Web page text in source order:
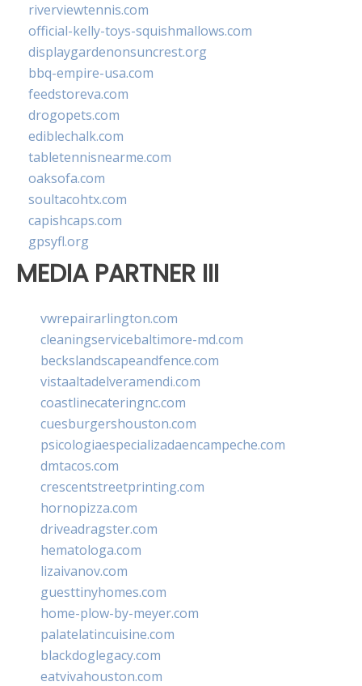
riverviewtennis.com
official-kelly-toys-squishmallows.com
displaygardenonsuncrest.org
bbq-empire-usa.com
feedstoreva.com
drogopets.com
ediblechalk.com
tabletennisnearme.com
oaksofa.com
soultacohtx.com
capishcaps.com
gpsyfl.org
MEDIA PARTNER III
vwrepairarlington.com
cleaningservicebaltimore-md.com
beckslandscapeandfence.com
vistaaltadelveramendi.com
coastlinecateringnc.com
cuesburgershouston.com
psicologiaespecializadaencampeche.com
dmtacos.com
crescentstreetprinting.com
hornopizza.com
driveadragster.com
hematologa.com
lizaivanov.com
guesttinyhomes.com
home-plow-by-meyer.com
palatelatincuisine.com
blackdoglegacy.com
eatvivahouston.com